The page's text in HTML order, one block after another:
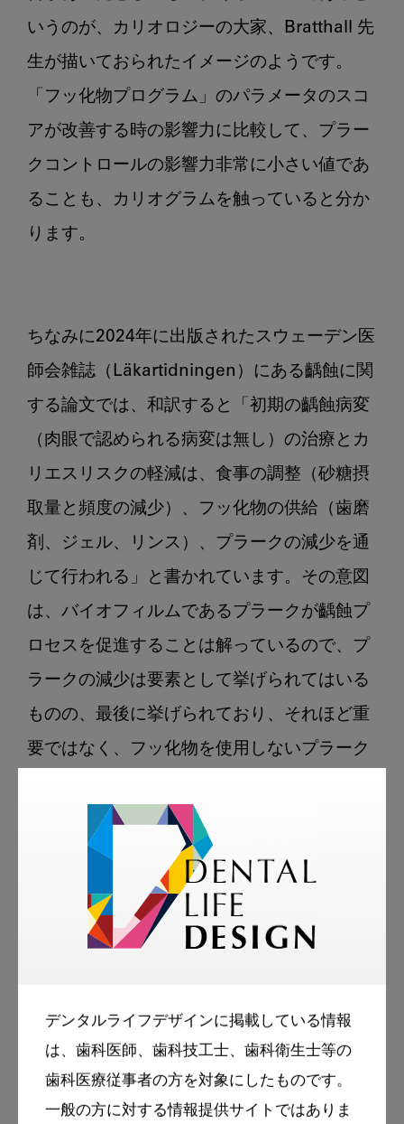
デンタルライフデザインに掲載している情報
は、歯科医師、歯科技工士、歯科衛生士等の
歯科医療従事者の方を対象にしたものです。
一般の方に対する情報提供サイトではありま
いうのが、カリオロジーの大家、Bratthall 先
生が描いておられたイメージのようです。
「フッ化物プログラム」のパラメータのスコ
アが改善する時の影響力に比較して、プラー
クコントロールの影響力非常に小さい値であ
ることも、カリオグラムを触っていると分か
ります。
ちなみに2024年に出版されたスウェーデン医
師会雑誌（Läkartidningen）にある齲蝕に関
する論文では、和訳すると「初期の齲蝕病変
（肉眼で認められる病変は無し）の治療とカ
リエスリスクの軽減は、食事の調整（砂糖摂
取量と頻度の減少）、フッ化物の供給（歯磨
剤、ジェル、リンス）、プラークの減少を通
じて行われる」と書かれています。その意図
は、バイオフィルムであるプラークが齲蝕プ
ロセスを促進することは解っているので、プ
ラークの減少は要素として挙げられてはいる
ものの、最後に挙げられており、それほど重
要ではなく、フッ化物を使用しないプラーク
（Dan Ericson教授パーソナル・コミュニケ
ーション2024/10/21）。
Nordström M, Hedenbjörk-Lager A,
Läkartidningen. 2024;121:23127.